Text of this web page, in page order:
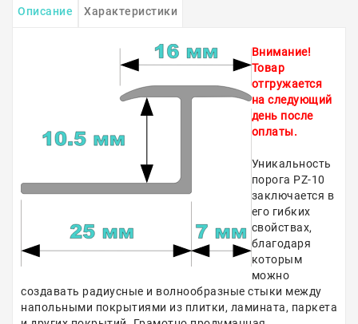
Описание Характеристики
Внимание!
Товар
отгружается
на следующий
день после
оплаты.
Уникальность
порога PZ-10
заключается в
его гибких
свойствах,
благодаря
которым
можно
создавать радиусные и волнообразные стыки между
напольными покрытиями из плитки, ламината, паркета